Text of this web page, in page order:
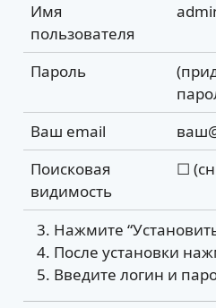
Имя
пользователя
Пароль
Ваш email
Поисковая
видимость
☐
Нажмите
После установки
Введите логин и